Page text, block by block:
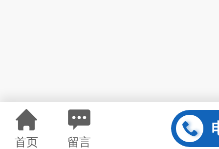
首页 留言